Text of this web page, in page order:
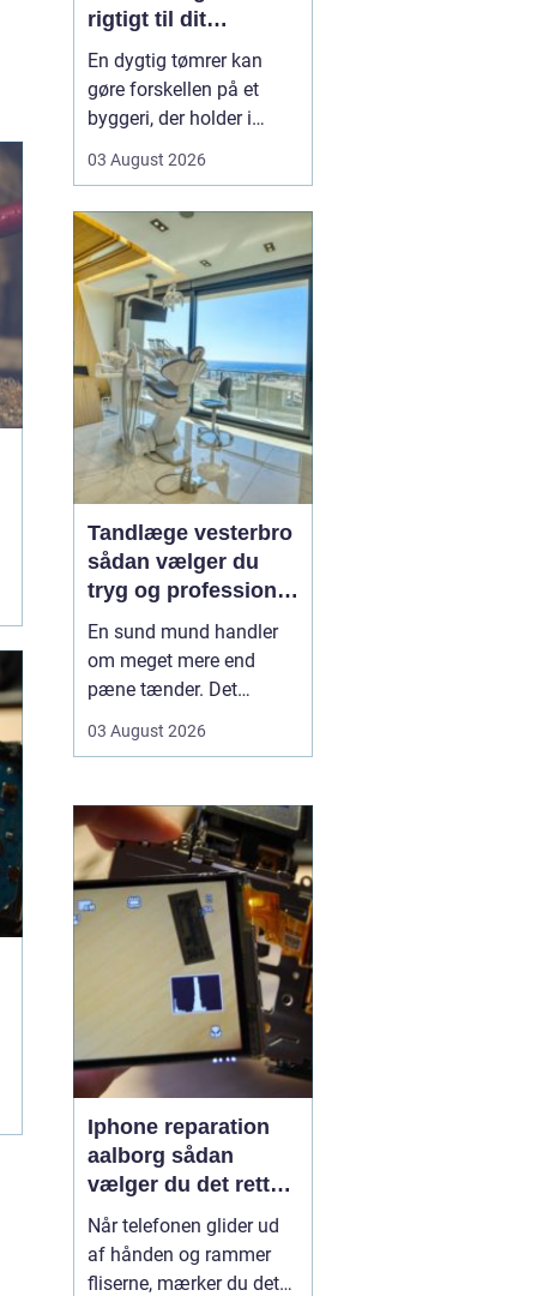
rigtigt til dit
byggeprojekt
En dygtig tømrer kan
gøre forskellen på et
byggeri, der holder i
giver dig problemer igen
efter en tømrer i
Hvidovre, handler det
derfor ikke kun om pris.
Det handler om kvalitet,
tryghed og gode løsni...
03 August 2026
Tandlæge vesterbro
sådan vælger du
tryg og professionel
tandpleje
En sund mund handler
om meget mere end
pæne tænder. Det
hverdag, din selvtillid og
duleder efter tandlæge
vesterbro, møder du
derfor mange
valgmuligheder m...
03 August 2026
Iphone reparation
aalborg sådan
vælger du det rette
værksted
Når telefonen glider ud
af hånden og rammer
fliserne, mærker du det